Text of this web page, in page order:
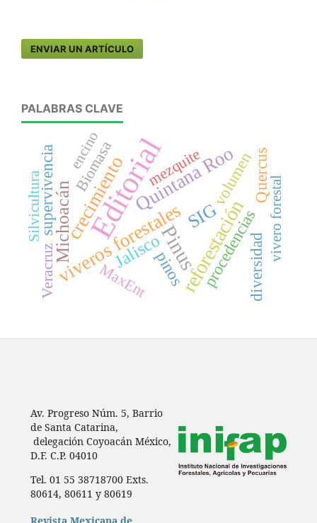
ENVIAR UN ARTÍCULO
PALABRAS CLAVE
Editorial
Pinusreforestación
viveros forestales
crecimientoQuintana Roo
Michoacán SIG
Jalisco procedencias
diversidad
volumen
supervivencia
pinos
Quercus
MaxEnt
Biomasa mezquite
Veracruz
Silvicultura
encino
vivero forestal
Av. Progreso Núm. 5, Barrio
de Santa Catarina,
delegación Coyoacán México,
D.F. C.P. 04010
Tel. 01 55 38718700 Exts.
80614, 80611 y 80619